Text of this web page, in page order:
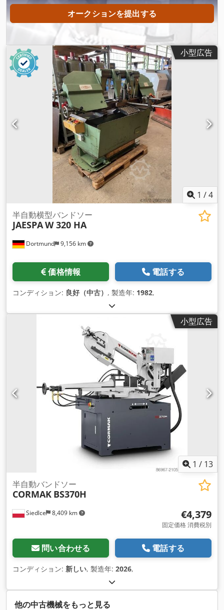
オークションを提出する
小型広告
1 /4
Dortmund 9,156 km
半自動横型バンドソー
JAESPAW 320 HA
価格情報 電話する
コンディション: 良好（中古） , 製造年: 1982,
小型広告
1 / 13
Siedlce 8,409 km
半自動バンドソー
CORMAK BS370H
€4,379
固定価格 消費税別
問い合わせる 電話する
コンディション: 新しい, 製造年: 2026,
他の中古機械をもっと見る